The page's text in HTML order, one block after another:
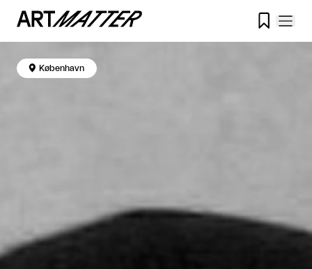

 København